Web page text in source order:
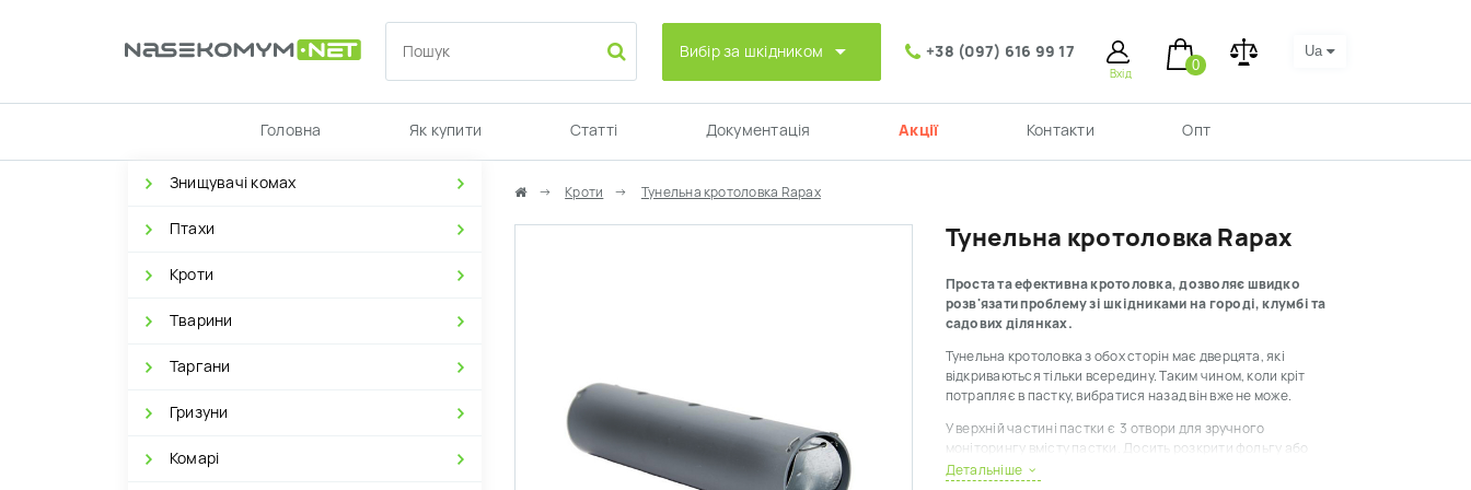
Вибір за шкідником +38 (097) 616 99 17
Вхід
0
Ua
Головна Як купити Статті Документація Акції Контакти Опт
Знищувачі комах
Птахи
Кроти
Тварини
Таргани
Гризуни
Комарі
Кроти Тунельна кротоловка Rapax
Тунельна кротоловка Rapax
Проста та ефективна кротоловка, дозволяє швидко
розв'язати проблему зі шкідниками на городі, клумбі та
садових ділянках.
Тунельна кротоловка з обох сторін має дверцята, які
відкриваються тільки всередину. Таким чином, коли кріт
потрапляє в пастку, вибратися назад він вже не може.
У верхній частині пастки є 3 отвори для зручного
моніторингу вмісту пастки. Досить розкрити фольгу або
дерен, щоб перевірити, чи спійманий шкідник.
Детальніше